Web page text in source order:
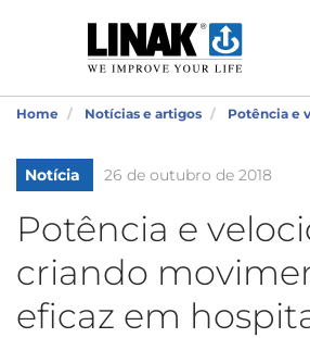
Home Notícias e artigos Potência e
Notícia 26 de outubro de 2018
Potência e
criando
eficaz em